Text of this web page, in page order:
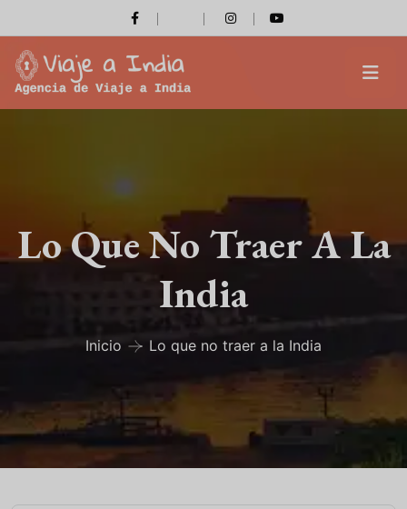
Lo Que No Traer A La
India
Inicio Lo que no traer a la India